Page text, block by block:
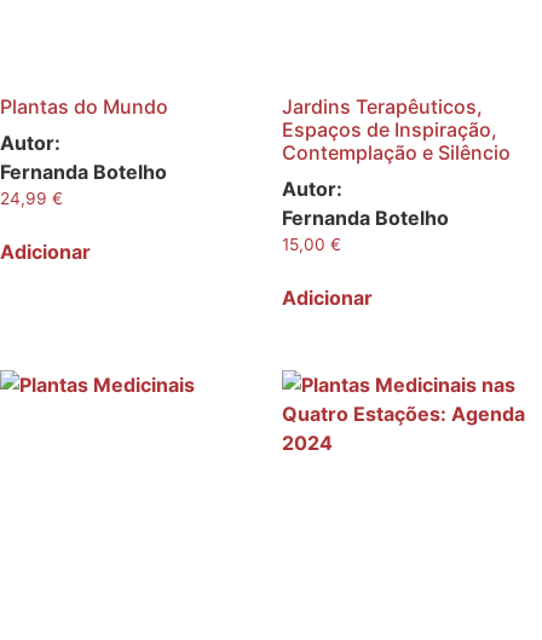
Plantas do Mundo
Autor:
Fernanda Botelho
24,99 €
Adicionar
Jardins Terapêuticos,
Espaços de Inspiração,
Contemplação e Silêncio
Autor:
Fernanda Botelho
15,00 €
Adicionar